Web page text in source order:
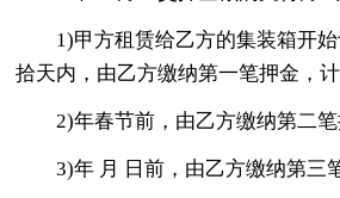
1)甲方租赁给乙方的集装箱开
拾天内，由乙方缴纳第一笔押金，
2)年春节前，由乙方缴纳第二
3)年 月 日前，由乙方缴纳第三